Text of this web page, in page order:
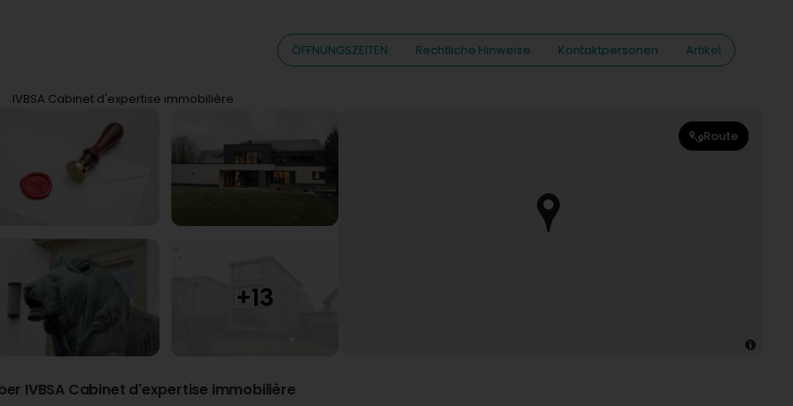
ÖFFNUNGSZEITEN Rechtliche Hinweise Kontaktpersonen Artikel
IVBSA Cabinet d'expertise immobilière
Route
IVBSA Cabinet d'expertise immobilière